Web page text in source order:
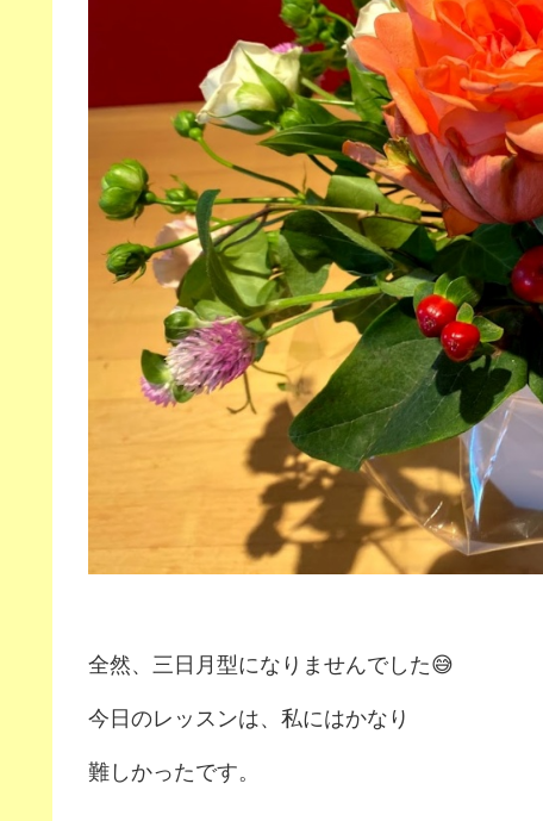
全然、三日月型になりませんでした😅
今日のレッスンは、私にはかなり
難しかったです。